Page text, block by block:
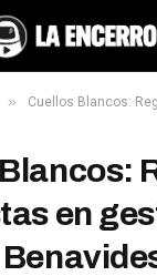
» Cuellos Blancos: Reglaje a periodistas
en